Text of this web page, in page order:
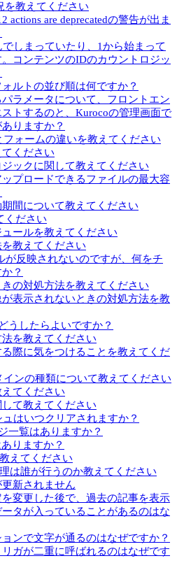
を教えてください
actions are deprecatedの警告が出ま
しまっていたり、1から始まって
コンテンツのIDのカウントロジッ
ルトの並び順は何ですか？
ラメータについて、フロントエン
トするのと、Kurocoの管理画面で
りますか？
フォームの違いを教えてください
ください
ックに関して教えてください
プロードできるファイルの最大容
間について教えてください
ください
ールを教えてください
教えてください
が反映されないのですが、何をチ
？
の対処方法を教えてください
表示されないときの対処方法を教
うしたらよいですか？
を教えてください
際に気をつけることを教えてくだ
ンの種類について教えてください
てください
て教えてください
はいつクリアされますか？
一覧はありますか？
りますか？
えてください
は誰が行うのか教えてください
新されません
変更した後で、過去の記事を表示
タが入っていることがあるのはな
ンで文字が通るのはなぜですか？
ガが二重に呼ばれるのはなぜです